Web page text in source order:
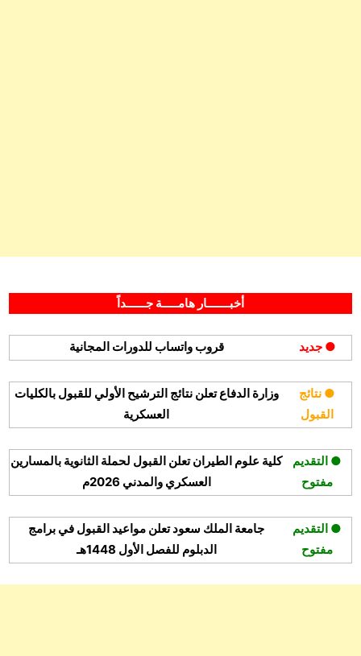
وزارة
الاتصالات
تعلن
مكثف
في
بالرياض
أخبـــــــار هامـــــة جــــــداً
● جديد قروب واتساب للدورات المجانية
● نتائج
القبول
وزارة الدفاع تعلن نتائج الترشيح الأولي للقبول بالكليات
العسكرية
● التقديم
مفتوح
كلية علوم الطيران تعلن القبول لحملة الثانوية بالمسارين
العسكري والمدني 2026م
● التقديم
مفتوح
جامعة الملك سعود تعلن مواعيد القبول في برامج
الدبلوم للفصل الأول 1448هـ